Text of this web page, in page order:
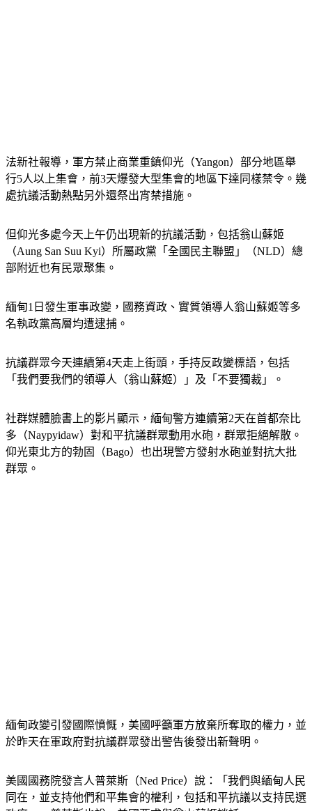
法新社報導，軍方禁止商業重鎮仰光（Yangon）部分地區舉
行5人以上集會，前3天爆發大型集會的地區下達同樣禁令。幾
處抗議活動熱點另外還祭出宵禁措施。
但仰光多處今天上午仍出現新的抗議活動，包括翁山蘇姬
（Aung San Suu Kyi）所屬政黨「全國民主聯盟」（NLD）總
部附近也有民眾聚集。
緬甸1日發生軍事政變，國務資政、實質領導人翁山蘇姬等多
名執政黨高層均遭逮捕。
抗議群眾今天連續第4天走上街頭，手持反政變標語，包括
「我們要我們的領導人（翁山蘇姬）」及「不要獨裁」。
社群媒體臉書上的影片顯示，緬甸警方連續第2天在首都奈比
多（Naypyidaw）對和平抗議群眾動用水砲，群眾拒絕解散。
仰光東北方的勃固（Bago）也出現警方發射水砲並對抗大批
群眾。
緬甸政變引發國際憤慨，美國呼籲軍方放棄所奪取的權力，並
於昨天在軍政府對抗議群眾發出警告後發出新聲明。
美國國務院發言人普萊斯（Ned Price）說：「我們與緬甸人民
同在，並支持他們和平集會的權利，包括和平抗議以支持民選